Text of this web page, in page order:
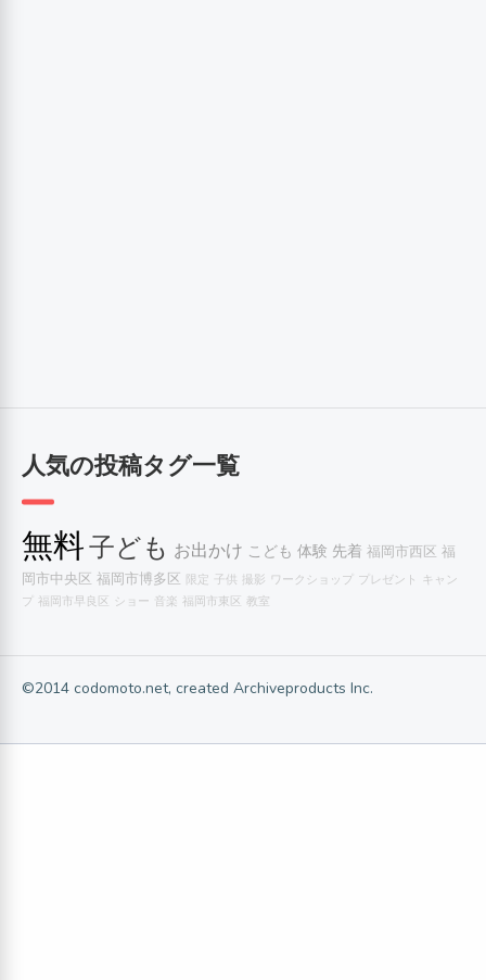
人気の投稿タグ一覧
無料子ども お出かけ こども 体験 先着 福岡市西区 福
岡市中央区 福岡市博多区 限定 子供 撮影 ワークショップ プレゼント キャン
プ 福岡市早良区 ショー 音楽 福岡市東区 教室
©2014 codomoto.net, created Archiveproducts Inc.